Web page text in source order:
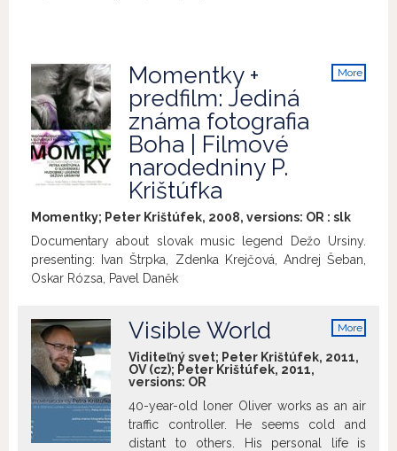
More
Momentky +
predfilm: Jediná
známa fotografia
Boha | Filmové
narodedniny P.
Krištúfka
Momentky; Peter Krištúfek, 2008, versions: OR : slk
Documentary about slovak music legend Dežo Ursiny.
presenting: Ivan Štrpka, Zdenka Krejčová, Andrej Šeban,
Oskar Rózsa, Pavel Daněk
More
Visible World
Viditeľný svet; Peter Krištúfek, 2011,
OV (cz); Peter Krištúfek, 2011,
versions: OR
40-year-old loner Oliver works as an air
traffic controller. He seems cold and
distant to others. His personal life is